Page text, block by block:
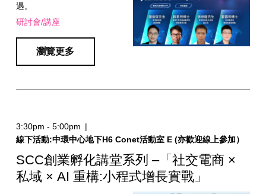
遇。
研討會/講座
瀏覽更多
3:30pm - 5:00pm |
線下活動:中環中心地下H6 Conet活動室 E (亦歡迎線上參加）
SCC創業孵化講堂系列 –「社交電商 ×
私域 × AI 重構:小程式增長實戰」